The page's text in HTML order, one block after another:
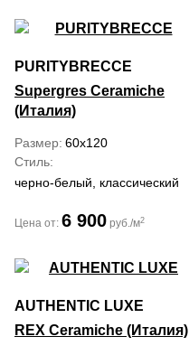
PURITYBRECCE
Supergres Ceramiche
(Италия)
Размер 60x120
Стиль
черно-белый, классический
Цена от: 6 900 руб./м2
AUTHENTIC LUXE
REX Ceramiche (Италия)